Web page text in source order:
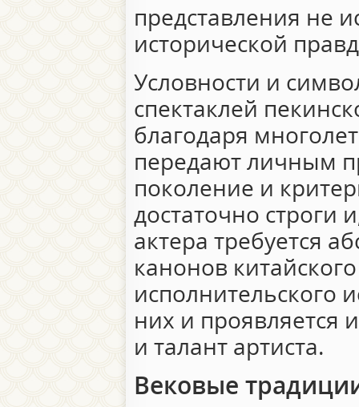
представления не
исторической
Условности и
спектаклей
благодаря
передают личным
поколение и
достаточно строги
актера требуется
канонов
исполнительского
них и проявляется
и талант артиста.
Вековые